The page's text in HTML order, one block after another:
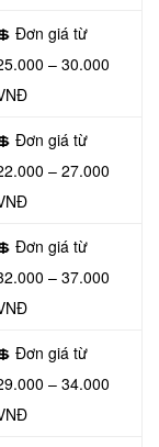
Đơn giá từ
– 30.000
Đơn giá từ
– 27.000
Đơn giá từ
– 37.000
Đơn giá từ
– 34.000